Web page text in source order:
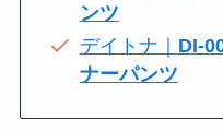
ンツ
デイトナ｜ DI-
ナーパンツ